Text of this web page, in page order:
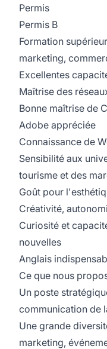
Permis
Permis B
Formation
marketing,
Excellentes
Maîtrise des
Bonne maîtrise de
Adobe appréciée
Connaissance de
Sensibilité aux
tourisme et des
Goût pour
Créativité,
Curiosité et
nouvelles
Anglais
Ce que nous
Un poste
communication de
Une grande
marketing,